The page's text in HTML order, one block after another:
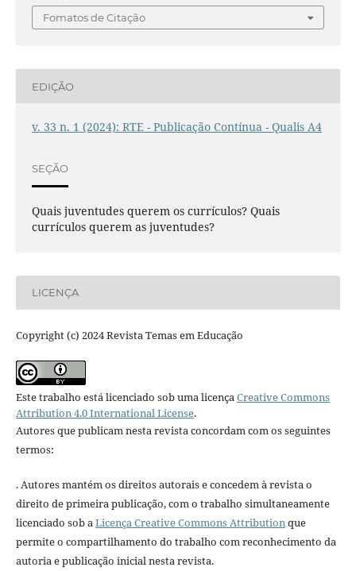
Fomatos de Citação
EDIÇÃO
v. 33 n. 1 (2024): RTE - Publicação Contínua - Qualis A4
SEÇÃO
Quais juventudes querem os currículos? Quais
currículos querem as juventudes?
LICENÇA
Copyright (c) 2024 Revista Temas em Educação
Este trabalho está licenciado sob uma licença Creative Commons
Attribution 4.0 International License.
Autores que publicam nesta revista concordam com os seguintes
termos:
. Autores mantém os direitos autorais e concedem à revista o
direito de primeira publicação, com o trabalho simultaneamente
licenciado sob a Licença Creative Commons Attribution que
permite o compartilhamento do trabalho com reconhecimento da
autoria e publicação inicial nesta revista.